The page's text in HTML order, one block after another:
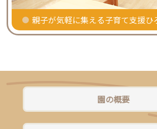
親子が気軽に集える子育て支援ひ
園の概要